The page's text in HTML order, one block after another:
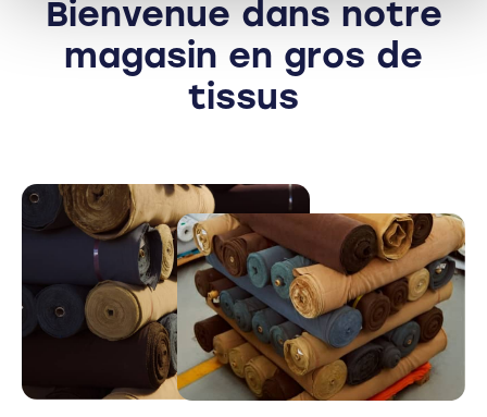
Bienvenue dans notre
magasin en gros de
tissus